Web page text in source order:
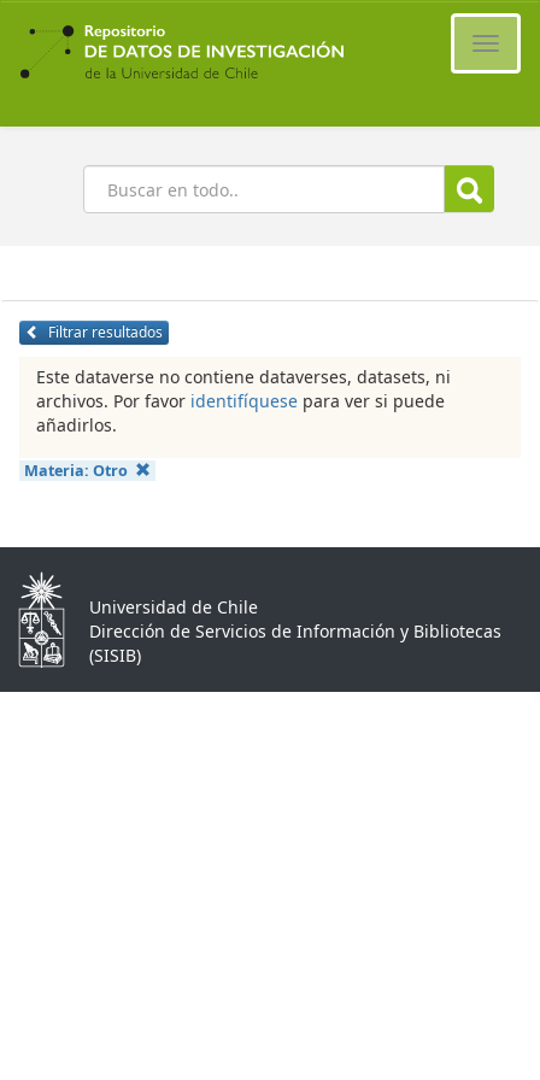
Ir
contenido
principal
Buscar
Filtrar resultados
Este dataverse no contiene dataverses, datasets, ni
archivos. Por favor identifíquese para ver si puede
añadirlos.
Materia: Otro
Universidad de Chile
Dirección de Servicios de Información y Bibliotecas
(SISIB)